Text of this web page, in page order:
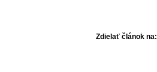
Zdielať článok na: